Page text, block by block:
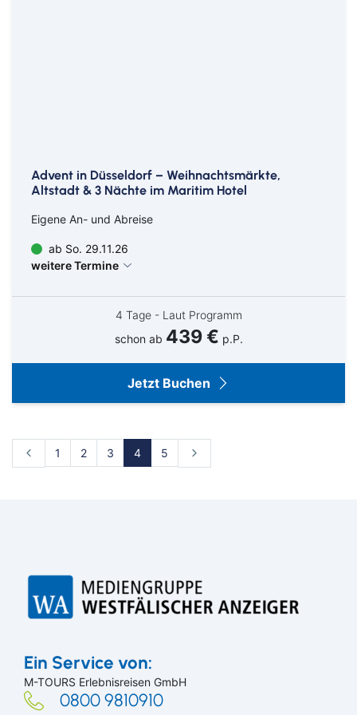
Suchen & Buchen
Advent in Düsseldorf – Weihnachtsmärkte,
Altstadt & 3 Nächte im Maritim Hotel
Eigene An- und Abreise
ab So. 29.11.26
weitere Termine
4 Tage - Laut Programm
schon ab 439 € p.P.
Jetzt Buchen
1 2 3 4 5
Ein Service von:
M-TOURS Erlebnisreisen GmbH
0800 9810910